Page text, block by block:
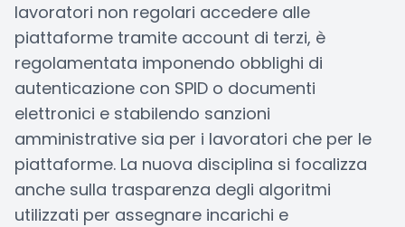
lavoratori non regolari accedere alle
piattaforme tramite account di terzi, è
regolamentata imponendo obblighi di
autenticazione con SPID o documenti
elettronici e stabilendo sanzioni
amministrative sia per i lavoratori che per le
piattaforme. La nuova disciplina si focalizza
anche sulla trasparenza degli algoritmi
utilizzati per assegnare incarichi e